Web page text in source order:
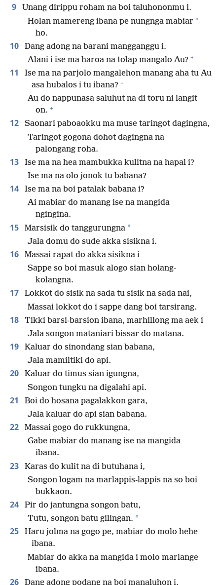
9
Unang dirippu roham na boi taluhononmu i.
Holan mamereng ibana pe nungnga mabiar *
ho.
10
Dang adong na barani mangganggu i.
Alani i ise ma haroa na tolap mangalo Au? +
11
Ise ma na parjolo mangalehon manang aha tu Au
asa hubalos i tu ibana? +
Au do nappunasa saluhut na di toru ni langit
on. +
12
Saonari paboaokku ma muse taringot dagingna,
Taringot gogona dohot dagingna na
palongang roha.
13
Ise ma na hea mambukka kulitna na hapal i?
Ise ma na olo jonok tu babana?
14
Ise ma na boi patalak babana i?
Ai mabiar do manang ise na mangida
ngingina.
15 Marsisik do tanggurungna *
Jala domu do sude akka sisikna i.
16
Massai rapat do akka sisikna i
Sappe so boi masuk alogo sian holang-
kolangna.
17
Lokkot do sisik na sada tu sisik na sada nai,
Massai lokkot do i sappe dang boi tarsirang.
18
Tikki barsi-barsion ibana, marhillong ma aek i
Jala songon mataniari bissar do matana.
19
Kaluar do sinondang sian babana,
Jala mamiltiki do api.
20
Kaluar do timus sian igungna,
Songon tungku na digalahi api.
21
Boi do hosana pagalakkon gara,
Jala kaluar do api sian babana.
22
Massai gogo do rukkungna,
Gabe mabiar do manang ise na mangida
ibana.
23
Karas do kulit na di butuhana i,
Songon logam na marlappis-lappis na so boi
bukkaon.
24
Pir do jantungna songon batu,
Tutu, songon batu gilingan. *
25
Haru jolma na gogo pe, mabiar do molo hehe
ibana.
Mabiar do akka na mangida i molo marlange
ibana.
26 Dang adong podang na boi manaluhon i,